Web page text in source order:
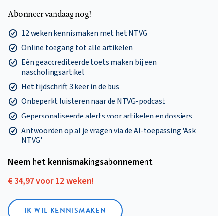
Abonneer vandaag nog!
12 weken kennismaken met het NTVG
Online toegang tot alle artikelen
Eén geaccrediteerde toets maken bij een
nascholingsartikel
Het tijdschrift 3 keer in de bus
Onbeperkt luisteren naar de NTVG-podcast
Gepersonaliseerde alerts voor artikelen en dossiers
Antwoorden op al je vragen via de AI-toepassing 'Ask
NTVG'
Neem het kennismakings­abonnement
€ 34,97 voor 12 weken!
IK WIL KENNISMAKEN